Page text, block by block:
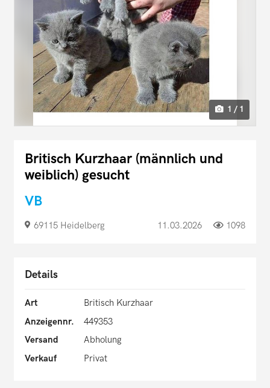
1 / 1
Britisch Kurzhaar (männlich und
weiblich) gesucht
VB
69115 Heidelberg 11.03.2026 1098
Details
Art
Britisch Kurzhaar
Anzeigennr.
449353
Versand
Abholung
Verkauf
Privat